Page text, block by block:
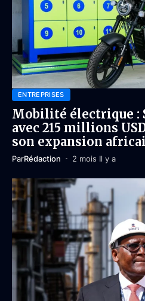
ENTREPRISES
Mobilité électrique :
avec 215 millions
son expansion
ParRédaction 2 mois Il y a